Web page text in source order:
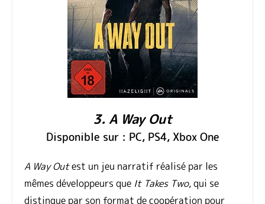
3. A Way Out
Disponible sur : PC, PS4, Xbox One
A Way Outest un jeu narratif réalisé par les
mêmes développeurs que It Takes Two, qui se
distingue par son format de coopération pour